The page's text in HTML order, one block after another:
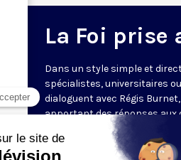
La Foi prise
Dans un style simple et
spécialistes, universitaires
dialoguent avec Régis
apportant des réponses aux
nous pouvons nous poser sur
liturgie, de grandes figures